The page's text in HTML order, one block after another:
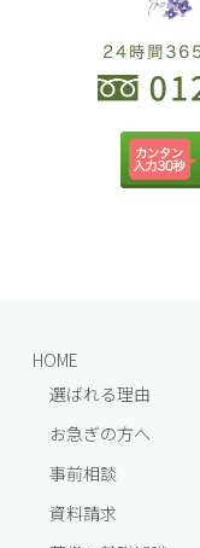
HOME
選ばれる理由
お急ぎの方へ
事前相談
資料請求